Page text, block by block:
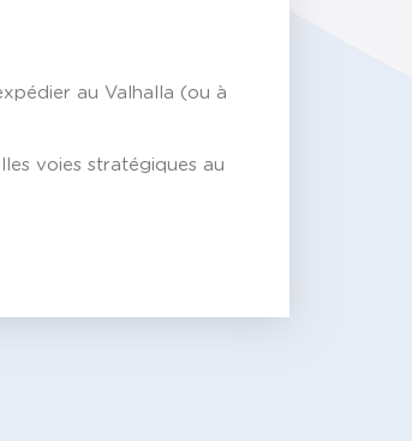
au Valhalla (ou à
voies stratégiques au